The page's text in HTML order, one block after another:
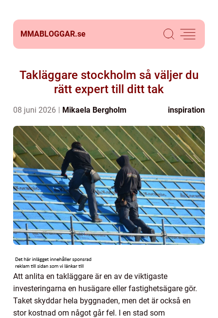
MMABLOGGAR.se
Takläggare stockholm så väljer du
rätt expert till ditt tak
08 juni 2026 Mikaela Bergholm inspiration
Att anlita en takläggare är en av de viktigaste
investeringarna en husägare eller fastighetsägare gör.
Taket skyddar hela byggnaden, men det är också en
stor kostnad om något går fel. I en stad som